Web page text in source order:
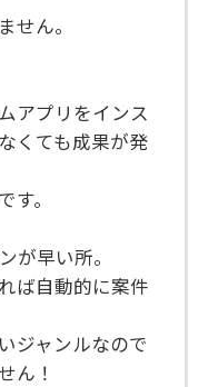
せん。
アプリをインス
くても成果が発
。
が早い所。
ば自動的に案件
ジャンルなので
ん！